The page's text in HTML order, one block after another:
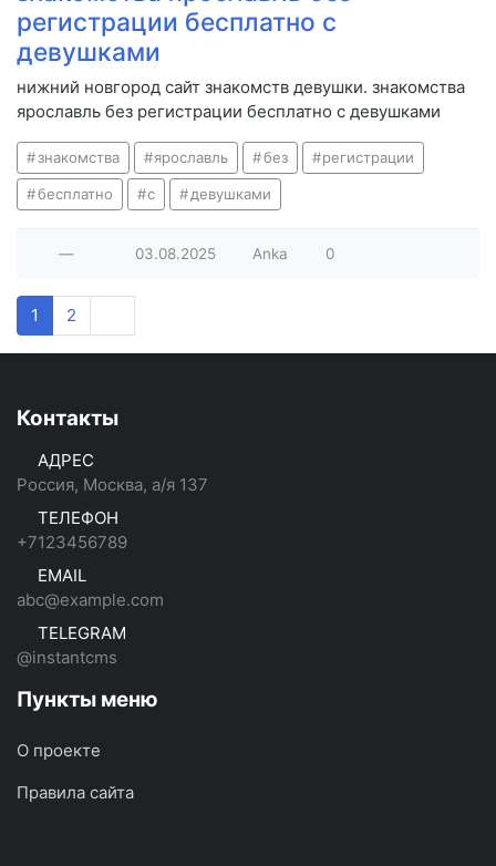
регистрации бесплатно с
девушками
нижний новгород сайт знакомств девушки. знакомства
ярославль без регистрации бесплатно с девушками
знакомства ярославль без регистрации
бесплатно с девушками
— 03.08.2025 Anka 0
1 2
Контакты
АДРЕС
Россия, Москва, а/я 137
ТЕЛЕФОН
+7123456789
EMAIL
abc@example.com
TELEGRAM
@instantcms
Пункты меню
О проекте
Правила сайта